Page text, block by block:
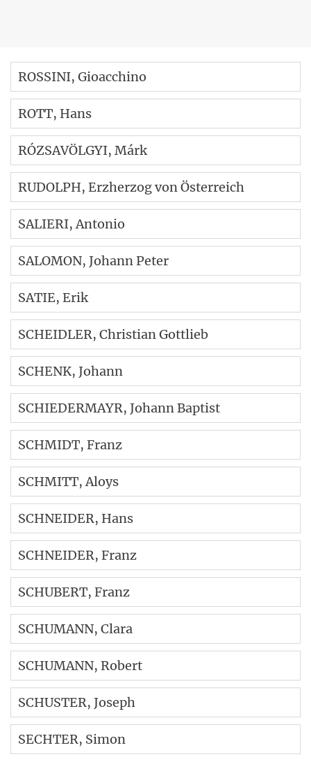
ROSSINI, Gioacchino
ROTT, Hans
RÓZSAVÖLGYI, Márk
RUDOLPH, Erzherzog von Österreich
SALIERI, Antonio
SALOMON, Johann Peter
SATIE, Erik
SCHEIDLER, Christian Gottlieb
SCHENK, Johann
SCHIEDERMAYR, Johann Baptist
SCHMIDT, Franz
SCHMITT, Aloys
SCHNEIDER, Hans
SCHNEIDER, Franz
SCHUBERT, Franz
SCHUMANN, Clara
SCHUMANN, Robert
SCHUSTER, Joseph
SECHTER, Simon